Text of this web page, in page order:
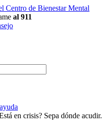
al 911
en crisis? Sepa dónde acudir.